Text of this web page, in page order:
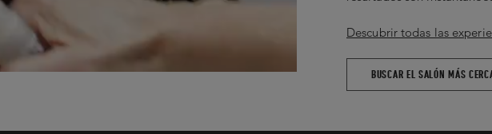
Descubrir todas las
BUSCAR EL SALÓN MÁS